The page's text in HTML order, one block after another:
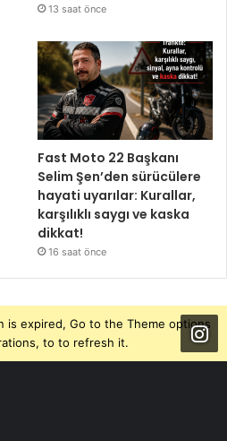
13 saat önce
Fast Moto 22 Başkanı
Selim Şen’den sürücülere
hayati uyarılar: Kurallar,
karşılıklı saygı ve kaska
dikkat!
16 saat önce
is expired, Go to the Theme options
to to refresh it.